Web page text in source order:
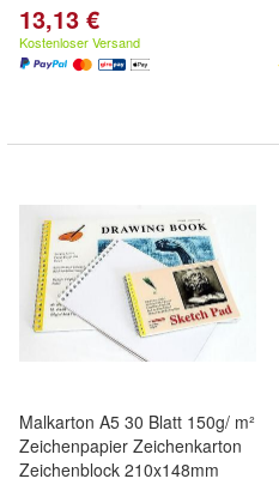
13,13 €
Kostenloser Versand
Malkarton A5 30 Blatt 150g/ m²
Zeichenpapier Zeichenkarton
Zeichenblock 210x148mm